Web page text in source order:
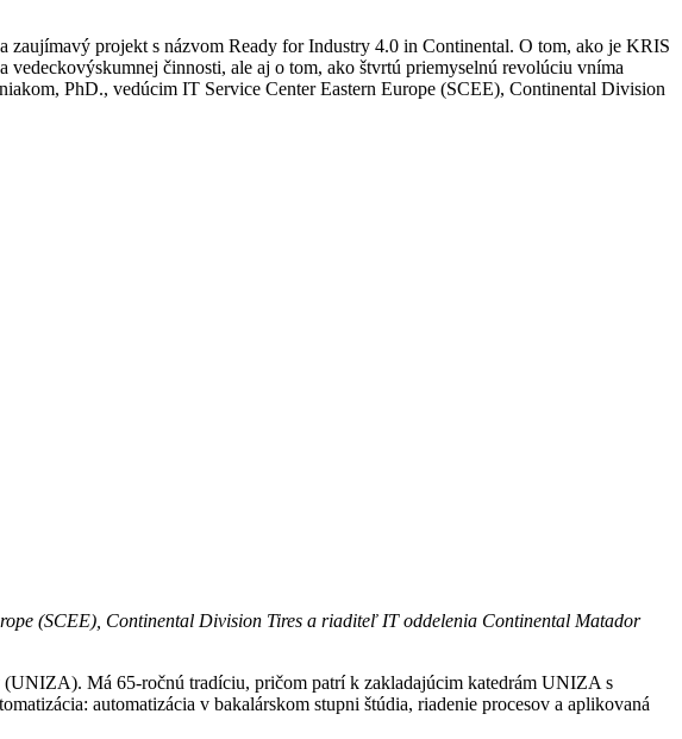
projekt s názvom Ready for Industry 4.0 in Continental. O tom, ako je KRIS
činnosti, ale aj o tom, ako štvrtú priemyselnú revolúciu vníma
PhD., vedúcim IT Service Center Eastern Europe (SCEE), Continental Division
(SCEE), Continental Division Tires a riaditeľ IT oddelenia Continental Matador
Má 65-ročnú tradíciu, pričom patrí k zakladajúcim katedrám UNIZA s
automatizácia v bakalárskom stupni štúdia, riadenie procesov a aplikovaná